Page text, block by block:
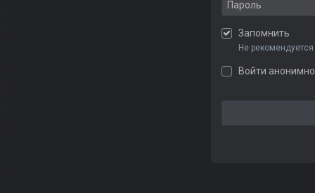
Запомнить
Не
Войти анонимно